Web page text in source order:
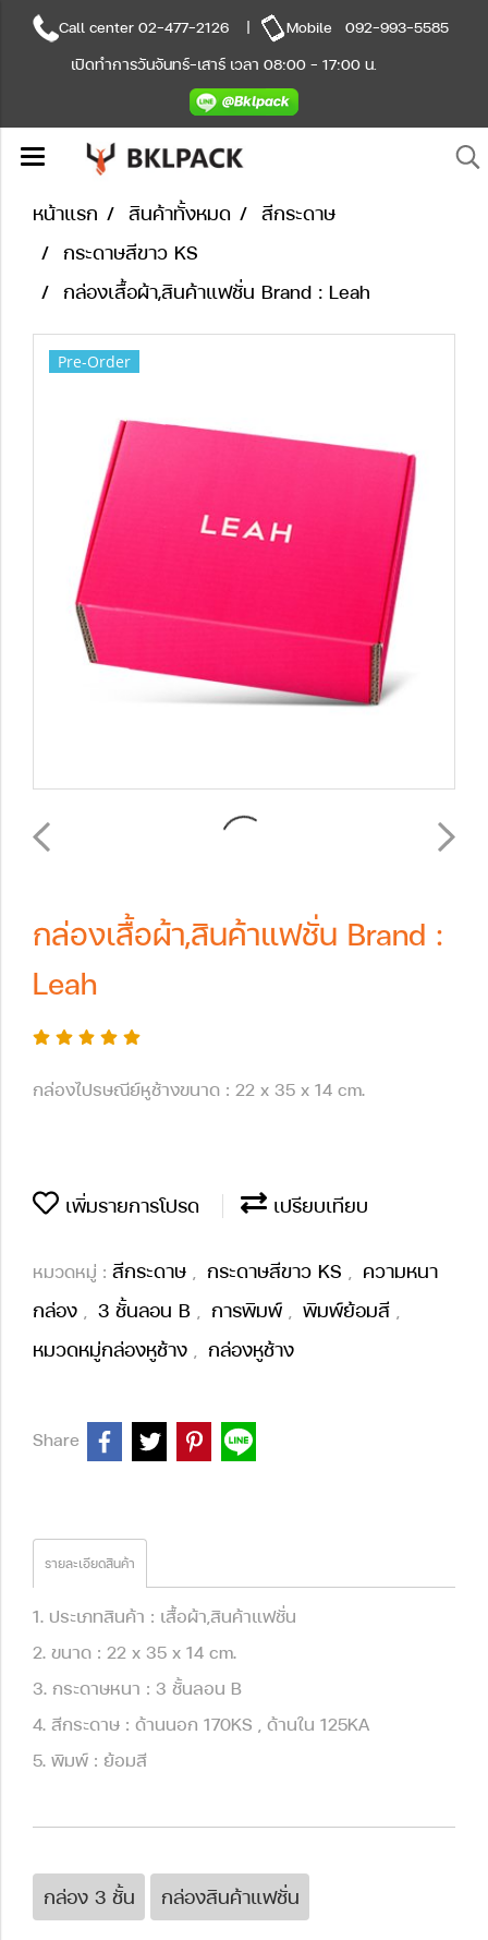
Call center 02-477-2126 | Mobile 092-993-5585
เปิดทำการวันจันทร์-เสาร์ เวลา 08:00 - 17:00 น.
หน้าแรก สินค้าทั้งหมด
สีกระดาษ
กระดาษสีขาว KS
กล่องเสื้อผ้า,สินค้าแฟชั่น Brand : Leah
Pre-Order
กล่องเสื้อผ้า,สินค้าแฟชั่น Brand :
Leah
กล่องไปรษณีย์หูช้างขนาด : 22 x 35 x 14 cm.
เพิ่มรายการโปรด เปรียบเทียบ
หมวดหมู่ : สีกระดาษ , กระดาษสีขาว KS , ความหนา
กล่อง , 3 ชั้นลอน B , การพิมพ์ , พิมพ์ย้อมสี ,
หมวดหมู่กล่องหูช้าง , กล่องหูช้าง
Share
รายละเอียดสินค้า
1. ประเภทสินค้า : เสื้อผ้า,สินค้าแฟชั่น
2. ขนาด : 22 x 35 x 14 cm.
3. กระดาษหนา : 3 ชั้นลอน B
4. สีกระดาษ : ด้านนอก 170KS , ด้านใน 125KA
5. พิมพ์ : ย้อมสี
กล่อง 3 ชั้น กล่องสินค้าแฟชั่น